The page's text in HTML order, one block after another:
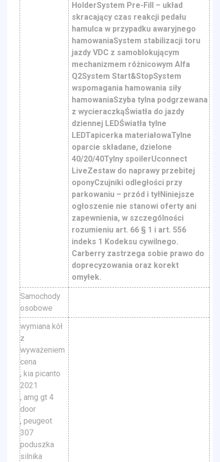
HolderSystem Pre-Fill – układ
skracający czas reakcji pedału
hamulca w przypadku awaryjnego
hamowaniaSystem stabilizacji toru
jazdy VDC z samoblokującym
mechanizmem różnicowym Alfa
Q2System Start&StopSystem
wspomagania hamowania siły
hamowaniaSzyba tylna podgrzewana
z wycieraczkąŚwiatła do jazdy
dziennej LEDŚwiatła tylne
LEDTapicerka materiałowaTylne
oparcie składane, dzielone
40/20/40Tylny spoilerUconnect
LiveZestaw do naprawy przebitej
oponyCzujniki odległości przy
parkowaniu – przód i tyłNiniejsze
ogłoszenie nie stanowi oferty ani
zapewnienia, w szczególności
rozumieniu art. 66 § 1 i art. 556
indeks 1 Kodeksu cywilnego.
Carberry zastrzega sobie prawo do
doprecyzowania oraz korekt
omyłek.
Samochody
osobowe
wymiana kół
z
wyważeniem
cena
, kia picanto
2021
, amg gt 4
door
, peugeot
307
poduszka
silnika